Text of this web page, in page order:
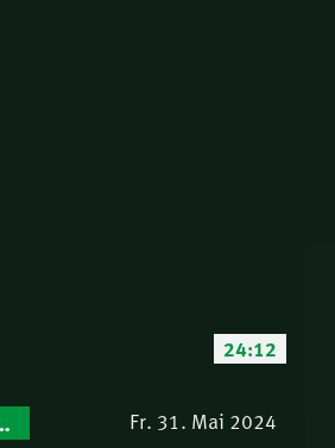
24:12
für-Vers-Auslegungen Fr. 31. Mai 2024